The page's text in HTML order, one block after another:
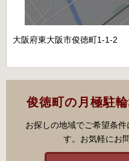
大阪府東大阪市俊徳町1-1-2
俊徳町の月極駐
お探しの地域でご希望条
す。お気軽にお